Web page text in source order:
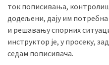
(143)
ток пописивања,
додељени, дају им
и решавању спорних
инструктор је, у просеку,
седам пописивача.